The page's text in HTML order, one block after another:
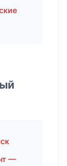
—